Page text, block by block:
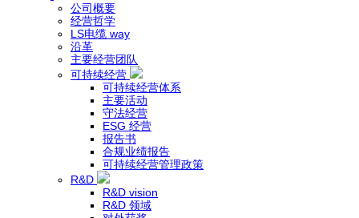
公司概要
经营哲学
LS电缆 way
沿革
主要经营团队
可持续经营
可持续经营体系
主要活动
守法经营
ESG 经营
报告书
合规业绩报告
可持续经营管理政策
R&D
R&D vision
R&D 领域